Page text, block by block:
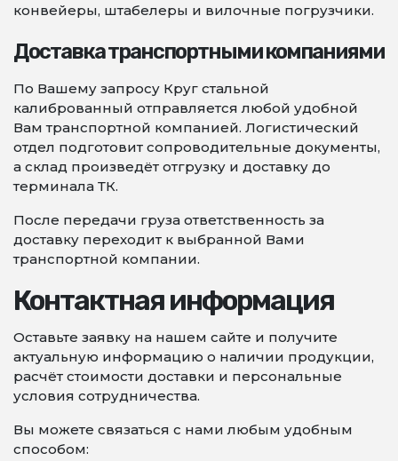
конвейеры, штабелеры и вилочные погрузчики.
Доставка транспортными компаниями
По Вашему запросу Круг стальной
калиброванный отправляется любой удобной
Вам транспортной компанией. Логистический
отдел подготовит сопроводительные документы,
а склад произведёт отгрузку и доставку до
терминала ТК.
После передачи груза ответственность за
доставку переходит к выбранной Вами
транспортной компании.
Контактная информация
Оставьте заявку на нашем сайте и получите
актуальную информацию о наличии продукции,
расчёт стоимости доставки и персональные
условия сотрудничества.
Вы можете связаться с нами любым удобным
способом: